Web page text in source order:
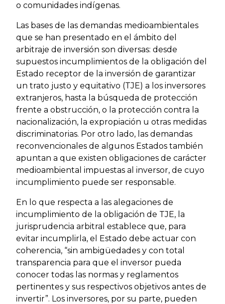
o comunidades indígenas.
Las bases de las demandas medioambientales
que se han presentado en el ámbito del
arbitraje de inversión son diversas: desde
supuestos incumplimientos de la obligación del
Estado receptor de la inversión de garantizar
un trato justo y equitativo (TJE) a los inversores
extranjeros, hasta la búsqueda de protección
frente a obstrucción, o la protección contra la
nacionalización, la expropiación u otras medidas
discriminatorias. Por otro lado, las demandas
reconvencionales de algunos Estados también
apuntan a que existen obligaciones de carácter
medioambiental impuestas al inversor, de cuyo
incumplimiento puede ser responsable.
En lo que respecta a las alegaciones de
incumplimiento de la obligación de TJE, la
jurisprudencia arbitral establece que, para
evitar incumplirla, el Estado debe actuar con
coherencia, “sin ambigüedades y con total
transparencia para que el inversor pueda
conocer todas las normas y reglamentos
pertinentes y sus respectivos objetivos antes de
invertir”. Los inversores, por su parte, pueden